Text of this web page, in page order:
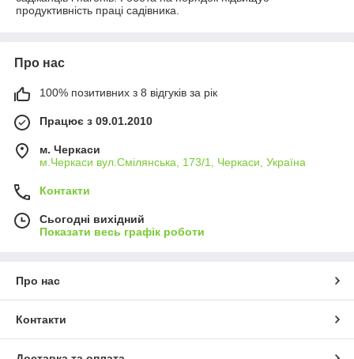
продуктивність праці садівника.
Про нас
100% позитивних з 8 відгуків за рік
Працює з 09.01.2010
м. Черкаси
м.Черкаси вул.Смілянська, 173/1, Черкаси, Україна
Контакти
Сьогодні вихідний
Показати весь графік роботи
Про нас
Контакти